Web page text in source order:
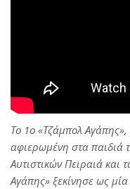
Το 1ο «Τζάμπολ
αφιερωμένη στα παιδιά
Αυτιστικών Πειραιά και
Αγάπης» ξεκίνησε ως